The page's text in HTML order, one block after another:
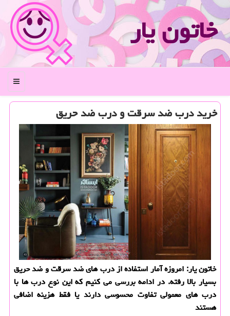
خاتون یار
منو
خرید درب ضد سرقت و درب ضد حریق
خاتون یار: امروزه آمار استفاده از درب های ضد سرقت و ضد حریق
بسیار بالا رفته. در ادامه بررسی می كنیم كه این نوع درب ها با
درب های معمولی تفاوت محسوسی دارند یا فقط هزینه اضافی
هستند